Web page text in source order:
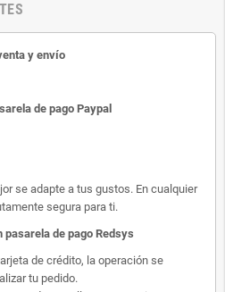
y envío
de pago Paypal
se adapte a tus gustos. En cualquier
segura para ti.
pasarela de pago Redsys
de crédito, la operación se
tu pedido.